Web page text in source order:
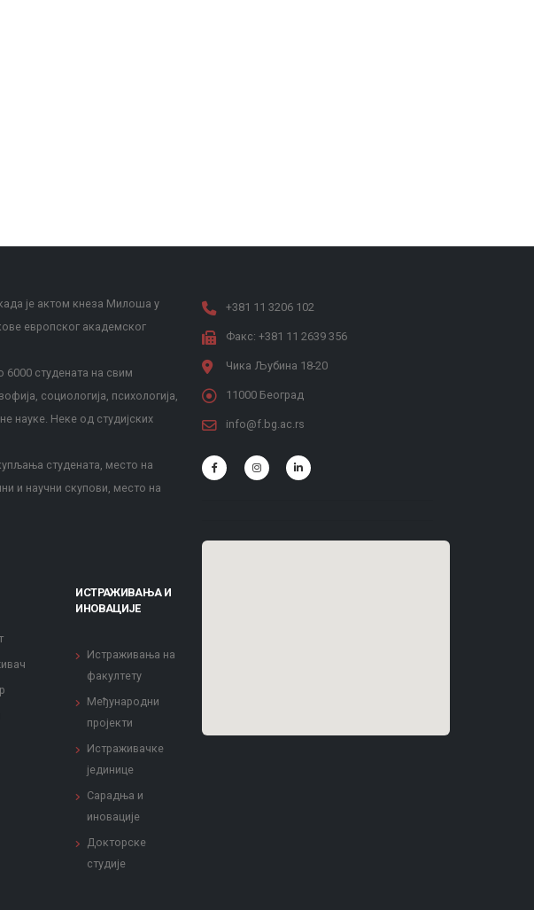
је актом кнеза Милоша у
европског академског
студената на свим
социологија, психологија,
науке. Неке од студијских
студената, место на
и научни скупови, место на
ИСТРАЖИВАЊА И
ИНОВАЦИЈЕ
Истраживања на
факултету
Међународни
пројекти
Истраживачке
јединице
Сарадња и
иновације
Докторске
студије
+381 11 3206 102
Факс: +381 11 2639 356
Чика Љубина 18-20
11000 Београд
info@f.bg.ac.rs